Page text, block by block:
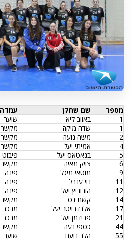
מספר שם שחקן עמדה
1
באזוב ליאן שוער
1
שדה מיקה מקשר
2
משה נועה מקשר
4
אמיתי יעל מקשר
5
בנאטאס יעל פיבוט
6
צויק מאיה מקשר
9
מוטאי מיכל פינה
11
נוי ענבל פינה
12
הורוביץ יעל פינה
14
קשת נס מקשר
17
אלבז רויטר יעל מרכז
21
פרידמן יעל מרכז
44
כספי נעה מקשר
55
הלר נועם שוער